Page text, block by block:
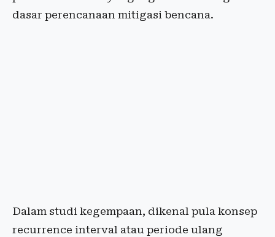
dasar perencanaan mitigasi bencana.
Dalam studi kegempaan, dikenal pula konsep
recurrence interval atau periode ulang